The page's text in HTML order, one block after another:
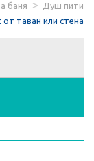
баня
Душ пити
таван или стена